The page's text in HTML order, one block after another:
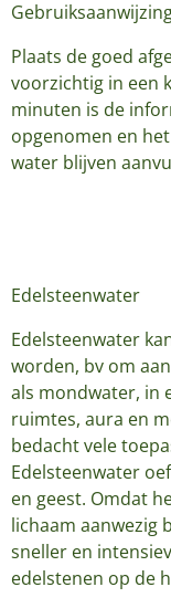
Plaats de goed
voorzichtig in een
minuten is de
opgenomen en
water blijven
Edelsteenwater
Edelsteenwater
worden, bv om
als mondwater, in
ruimtes, aura en
bedacht vele
Edelsteenwater
en geest. Omdat
lichaam aanwezig
sneller en
edelstenen op de